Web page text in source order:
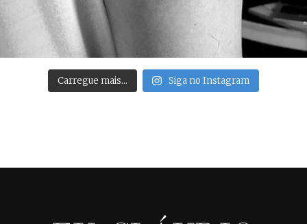
Carregue mais… Siga no Instagram